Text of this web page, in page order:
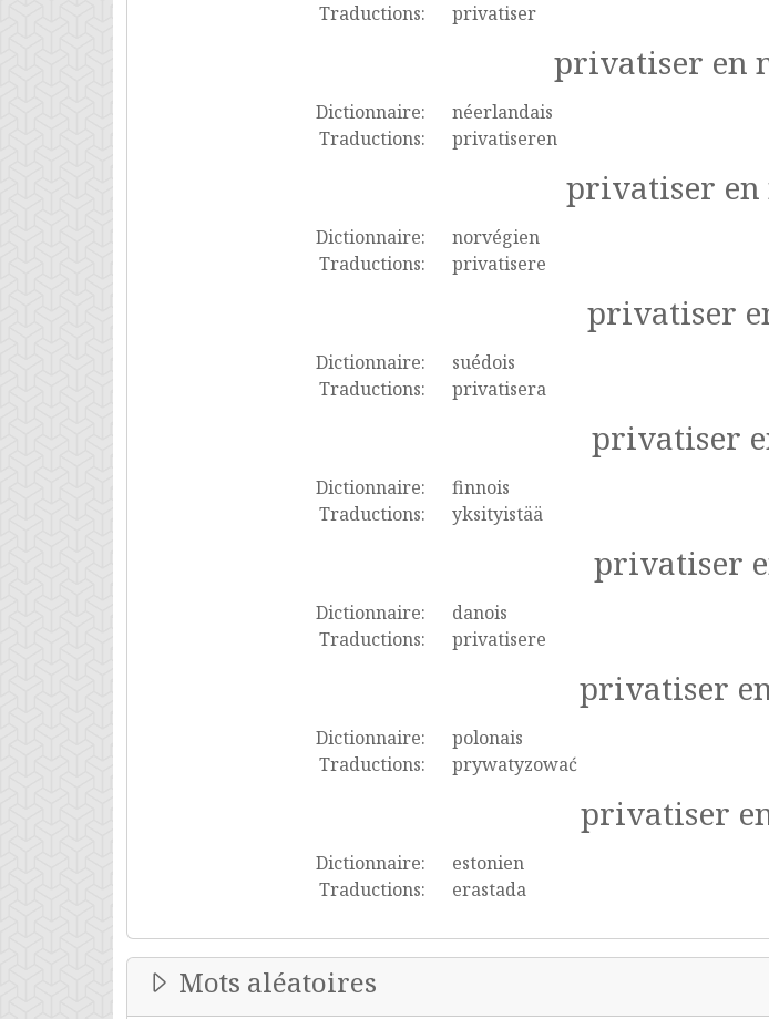
Traductions:
privatiser
privatiser en
Dictionnaire:
néerlandais
Traductions:
privatiseren
privatiser
Dictionnaire:
norvégien
Traductions:
privatisere
privatiser
Dictionnaire:
suédois
Traductions:
privatisera
privatiser
Dictionnaire:
finnois
Traductions:
yksityistää
privatiser
Dictionnaire:
danois
Traductions:
privatisere
privatiser
Dictionnaire:
polonais
Traductions:
prywatyzować
privatiser
Dictionnaire:
estonien
Traductions:
erastada
Mots aléatoires